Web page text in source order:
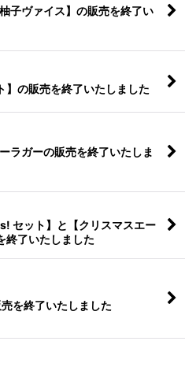
子ヴァイス】の販売を終了い
】の販売を終了いたしました
ラガーの販売を終了いたしま
セット】と【クリスマスエー
了いたしました
を終了いたしました